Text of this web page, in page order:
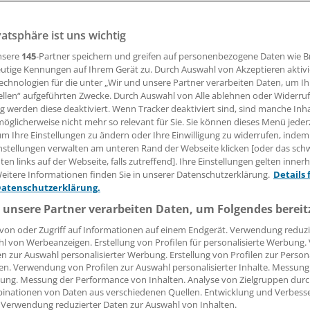
soll an Bedeutung gewinnen.
Campus Vital in Berlin könnten ähnliche
entstehen.
08:21 Uhr
ModellprojektCampus Vitalzum
(BGM) soll bundesweit Schule
Gesundheitssenatorin Dilek Kolat (SPD).
‚Campus Vital‘ ist ein wegweisendes neues
es in Zukunft in Deutschland viele Nachahmerinnen und
vor wenigen Tagen anlässlich eines Besuches bei dem
Berlin-Buch. Auf dem 32 Hektar großen Campusgelände
63 Unternehmen mit rund 3000 Mitarbeitern
ist uns wichtig
145-Partner speichern und greifen auf personenbezogene Daten wie
Kennungen auf Ihrem Gerät zu. Durch Auswahl von Akzeptieren
für die unter „Wir und unsere Partner verarbeiten Daten, um
aufgeführten Zwecke. Durch Auswahl von Alle ablehnen oder
werden diese deaktiviert. Wenn Tracker deaktiviert sind, sind manche
nicht mehr so relevant für Sie. Sie können dieses Menü
Ihre Einstellungen zu ändern oder Ihre Einwilligung zu widerrufen, indem
verwalten am unteren Rand der Webseite klicken [oder das
links auf der Webseite, falls zutreffend]. Ihre Einstellungen gelten
Informationen finden Sie in unserer Datenschutzerklärung. Details
Partner verarbeiten Daten, um Folgendes
oder Zugriff auf Informationen auf einem Endgerät. Verwendung
von Werbeanzeigen. Erstellung von Profilen für personalisierte
zur Auswahl personalisierter Werbung. Erstellung von Profilen zur
Verwendung von Profilen zur Auswahl personalisierter Inhalte.
Messung der Performance von Inhalten. Analyse von Zielgruppen
von Daten aus verschiedenen Quellen. Entwicklung und
reduzierter Daten zur Auswahl von Inhalten.